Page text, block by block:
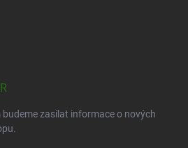
zasílat informace o nových